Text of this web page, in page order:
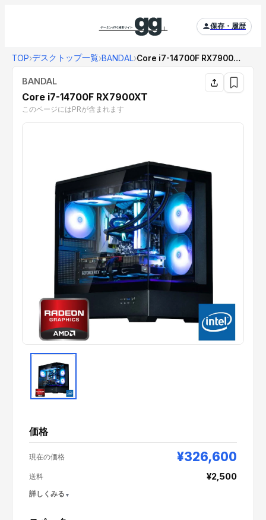
保存・履歴
TOP›デスクトップ一覧›BANDAL› Core i7-14700F RX7900XT
BANDAL
Core i7-14700F RX7900XT
このページにはPRが含まれます
価格
現在の価格 ¥326,600
送料 ¥2,500
詳しくみる